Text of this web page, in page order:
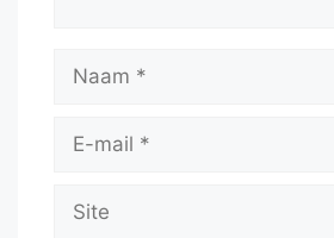
Naam
Site